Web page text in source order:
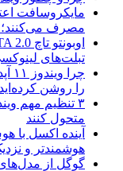
مصرف می‌کنند؛
تبلت‌های
را روشن
۳ تنظیم مهم
متحول کنند
هوشمندتر و